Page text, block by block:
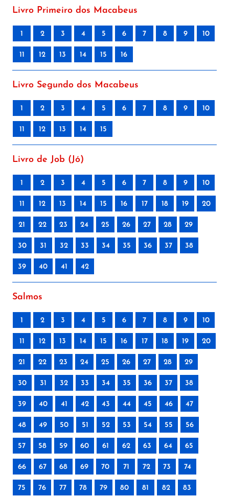
Livro Primeiro dos Macabeus
1 2 3 4 5 6 7 8 9 10
11 12 13 14 15 16
Livro Segundo dos Macabeus
1 2 3 4 5 6 7 8 9 10
11 12 13 14 15
Livro de Job (Jó)
1 2 3 4 5 6 7 8 9 10
11 12 13 14 15 16 17 18 19 20
21 22 23 24 25 26 27 28 29
30 31 32 33 34 35 36 37 38
39 40 41 42
Salmos
1 2 3 4 5 6 7 8 9 10
11 12 13 14 15 16 17 18 19 20
21 22 23 24 25 26 27 28 29
30 31 32 33 34 35 36 37 38
39 40 41 42 43 44 45 46 47
48 49 50 51 52 53 54 55 56
57 58 59 60 61 62 63 64 65
66 67 68 69 70 71 72 73 74
75 76 77 78 79 80 81 82 83